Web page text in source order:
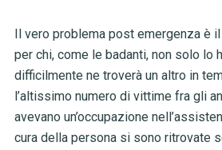
Il vero problema post emergenza è
per chi, come le badanti, non solo lo
difficilmente ne troverà un altro in
l’altissimo numero di vittime fra gli
avevano un’occupazione
cura della persona si sono ritrovate